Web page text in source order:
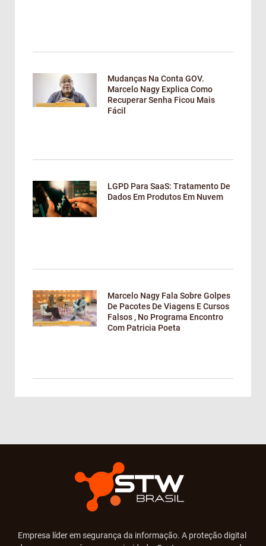
Mudanças Na Conta GOV.
Marcelo Nagy Explica Como
Recuperar Senha Ficou Mais
Fácil
LGPD Para SaaS: Tratamento De
Dados Em Produtos Em Nuvem
Marcelo Nagy Fala Sobre Golpes
De Pacotes De Viagens E Cursos
Falsos , No Programa Encontro
Com Patricia Poeta
Empresa líder em segurança da informação. A proteção digital